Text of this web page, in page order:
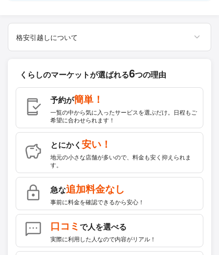
格安引越しについて
くらしのマーケットが選ばれる6つの理由
予約が簡単！
一覧の中から気に入ったサービスを選ぶだけ。日程もご
希望に合わせられます！
とにかく 安い！
地元の小さな店舗が多いので、料金も安く抑えられま
す。
急な追加料金なし
事前に料金を確認できるから安心！
口コミで人を選べる
実際に利用した人なので内容がリアル！